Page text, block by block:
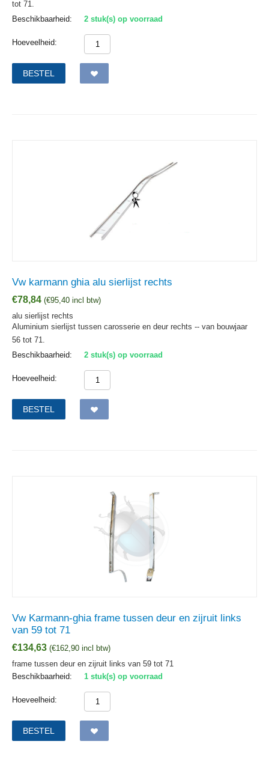
tot 71.
Beschikbaarheid:
2 stuk(s) op voorraad
Hoeveelheid:
BESTEL
Vw karmann ghia alu sierlijst rechts
€78,84 (€95,40 incl btw)
alu sierlijst rechts
Aluminium sierlijst tussen carosserie en deur rechts -- van bouwjaar
56 tot 71.
Beschikbaarheid:
2 stuk(s) op voorraad
Hoeveelheid:
BESTEL
Vw Karmann-ghia frame tussen deur en zijruit links
van 59 tot 71
€134,63 (€162,90 incl btw)
frame tussen deur en zijruit links van 59 tot 71
Beschikbaarheid:
1 stuk(s) op voorraad
Hoeveelheid:
BESTEL